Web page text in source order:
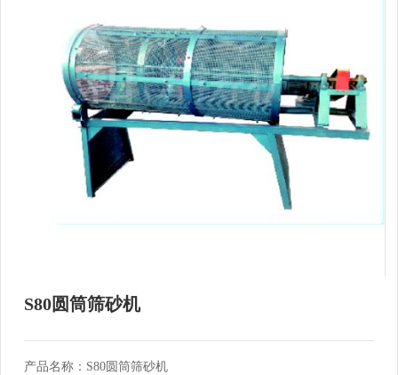
S80圆筒筛砂机
产品名称：S80圆筒筛砂机